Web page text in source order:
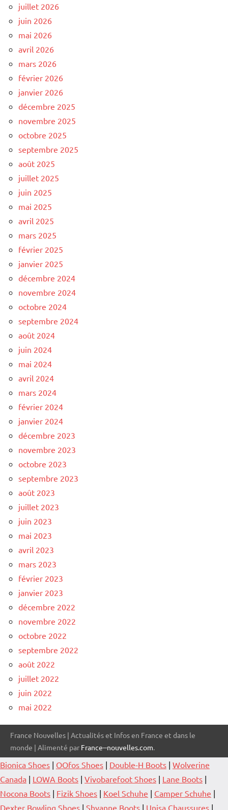
juillet 2026
juin 2026
mai 2026
avril 2026
mars 2026
février 2026
janvier 2026
décembre 2025
novembre 2025
octobre 2025
septembre 2025
août 2025
juillet 2025
juin 2025
mai 2025
avril 2025
mars 2025
février 2025
janvier 2025
décembre 2024
novembre 2024
octobre 2024
septembre 2024
août 2024
juin 2024
mai 2024
avril 2024
mars 2024
février 2024
janvier 2024
décembre 2023
novembre 2023
octobre 2023
septembre 2023
août 2023
juillet 2023
juin 2023
mai 2023
avril 2023
mars 2023
février 2023
janvier 2023
décembre 2022
novembre 2022
octobre 2022
septembre 2022
août 2022
juillet 2022
juin 2022
mai 2022
France Nouvelles | Actualités et Infos en France et dans le
monde | Alimenté par France--nouvelles.com.
Bionica Shoes | OOfos Shoes | Double-H Boots | Wolverine
Canada | LOWA Boots | Vivobarefoot Shoes | Lane Boots |
Nocona Boots | Fizik Shoes | Koel Schuhe | Camper Schuhe |
Dexter Bowling Shoes | Shyanne Boots | Unisa Chaussures |